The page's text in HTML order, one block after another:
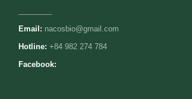
Email: nacosbio@gmail.com
Hotline: +84 982 274 784
Facebook: